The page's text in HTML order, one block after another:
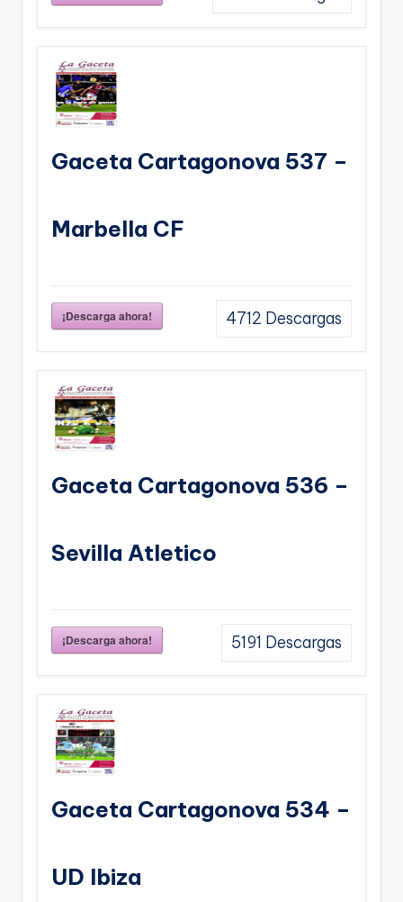
Gaceta Cartagonova 537 –
Marbella CF
¡Descarga ahora! 4712 Descargas
Gaceta Cartagonova 536 –
Sevilla Atletico
¡Descarga ahora! 5191 Descargas
Gaceta Cartagonova 534 –
UD Ibiza